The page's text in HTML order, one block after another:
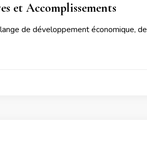
et Accomplissements
de développement économique, de